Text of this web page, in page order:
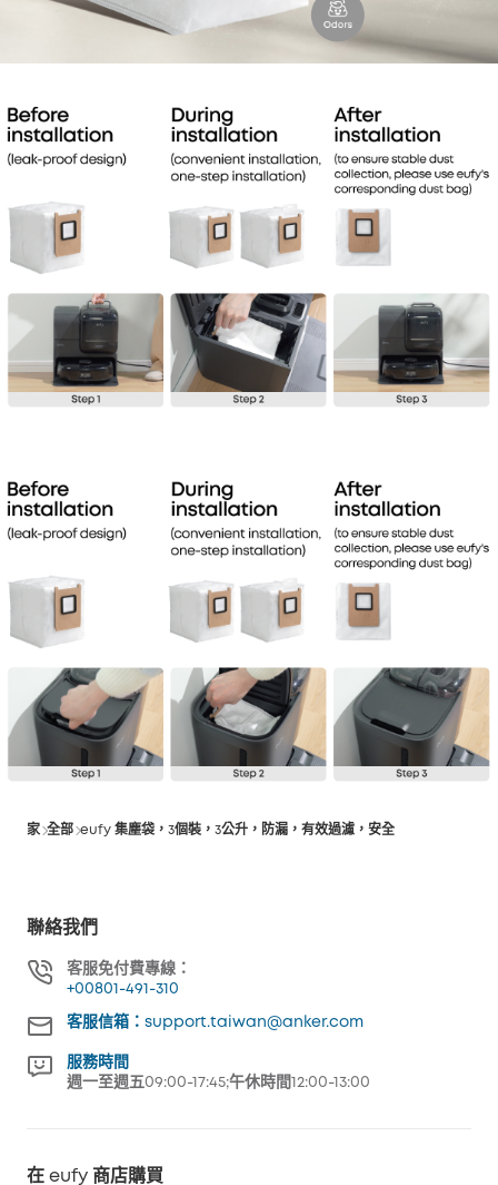
家 全部 eufy 集塵袋，3個裝，3公升，防漏，有效過濾，安全
聯絡我們
客服免付費專線：
+00801-491-310
客服信箱：support.taiwan@anker.com
服務時間
週一至週五09:00-17:45;午休時間12:00-13:00
在 eufy 商店購買